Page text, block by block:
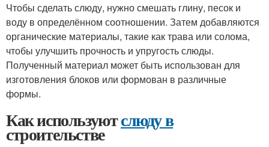
Чтобы сделать слюду, нужно смешать глину, песок и
воду в определённом соотношении. Затем добавляются
органические материалы, такие как трава или солома,
чтобы улучшить прочность и упругость слюды.
Полученный материал может быть использован для
изготовления блоков или формован в различные
формы.
Как используютслюду в
строительстве